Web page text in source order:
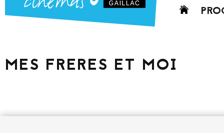
Aller
MES FRERES ET MOI